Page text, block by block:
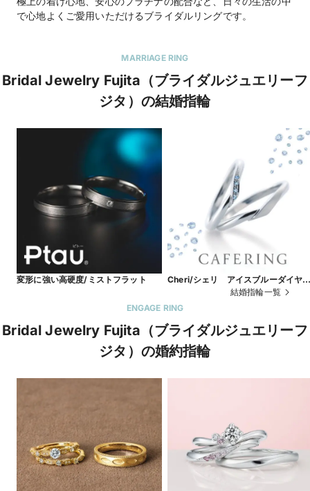
で心地よくご愛用いただけるブライダルリングです。
MARRIAGE RING
Bridal Jewelry Fujita（ブライダルジュエリーフ
ジタ）の結婚指輪
変形に強い高硬度/ミストフラット
Cheri/シェリ アイスブルーダイヤ
結婚指輪一覧
ENGAGE RING
Bridal Jewelry Fujita（ブライダルジュエリーフ
ジタ）の婚約指輪